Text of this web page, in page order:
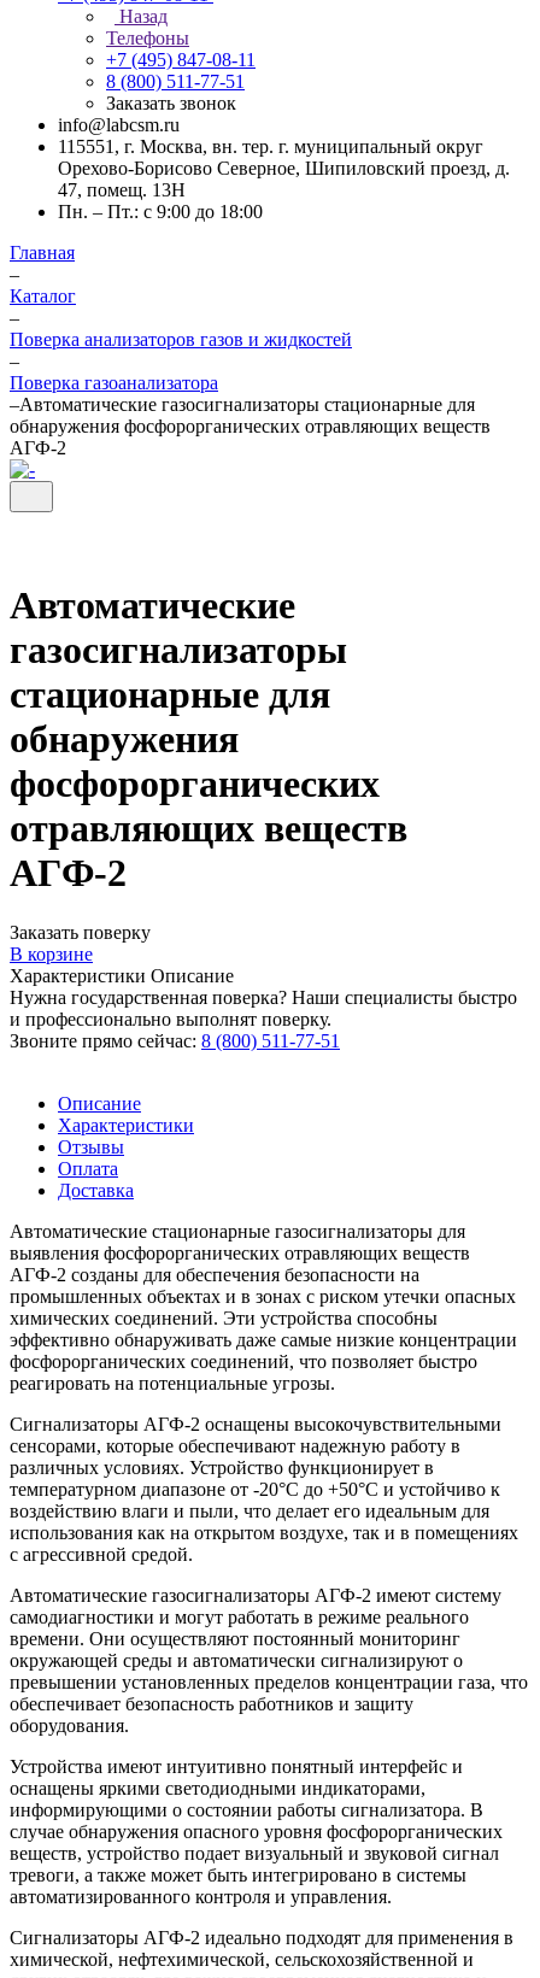
Назад
Телефоны
+7 (495) 847-08-11
8 (800) 511-77-51
Заказать звонок
info@labcsm.ru
115551, г. Москва, вн. тер. г. муниципальный округ
Орехово-Борисово Северное, Шипиловский проезд, д.
47, помещ. 13Н
Пн. – Пт.: с 9:00 до 18:00
Главная
–
Каталог
–
Поверка анализаторов газов и жидкостей
–
Поверка газоанализатора
–Автоматические газосигнализаторы стационарные для
обнаружения фосфорорганических отравляющих веществ
АГФ-2
Автоматические
газосигнализаторы
стационарные для
обнаружения
фосфорорганических
отравляющих веществ
АГФ-2
Заказать поверку
В корзине
Характеристики Описание
Нужна государственная поверка? Наши специалисты быстро
и профессионально выполнят поверку.
Звоните прямо сейчас: 8 (800) 511-77-51
Описание
Характеристики
Отзывы
Оплата
Доставка
Автоматические стационарные газосигнализаторы для
выявления фосфорорганических отравляющих веществ
АГФ-2 созданы для обеспечения безопасности на
промышленных объектах и в зонах с риском утечки опасных
химических соединений. Эти устройства способны
эффективно обнаруживать даже самые низкие концентрации
фосфорорганических соединений, что позволяет быстро
реагировать на потенциальные угрозы.
Сигнализаторы АГФ-2 оснащены высокочувствительными
сенсорами, которые обеспечивают надежную работу в
различных условиях. Устройство функционирует в
температурном диапазоне от -20°C до +50°C и устойчиво к
воздействию влаги и пыли, что делает его идеальным для
использования как на открытом воздухе, так и в помещениях
с агрессивной средой.
Автоматические газосигнализаторы АГФ-2 имеют систему
самодиагностики и могут работать в режиме реального
времени. Они осуществляют постоянный мониторинг
окружающей среды и автоматически сигнализируют о
превышении установленных пределов концентрации газа, что
обеспечивает безопасность работников и защиту
оборудования.
Устройства имеют интуитивно понятный интерфейс и
оснащены яркими светодиодными индикаторами,
информирующими о состоянии работы сигнализатора. В
случае обнаружения опасного уровня фосфорорганических
веществ, устройство подает визуальный и звуковой сигнал
тревоги, а также может быть интегрировано в системы
автоматизированного контроля и управления.
Сигнализаторы АГФ-2 идеально подходят для применения в
химической, нефтехимической, сельскохозяйственной и